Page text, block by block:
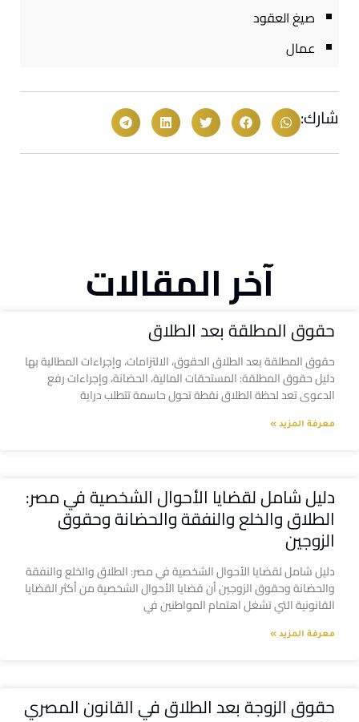
صيغ العقود
عمال
شارك:
آخر المقالات
حقوق المطلقة بعد الطلاق
حقوق المطلقة بعد الطلاق الحقوق، الالتزامات، وإجراءات المطالبة بها
دليل حقوق المطلقة: المستحقات المالية، الحضانة، وإجراءات رفع
الدعوى تعد لحظة الطلاق نقطة تحول حاسمة تتطلب دراية
معرفة المزيد »
دليل شامل لقضايا الأحوال الشخصية في مصر:
الطلاق والخلع والنفقة والحضانة وحقوق
الزوجين
دليل شامل لقضايا الأحوال الشخصية في مصر: الطلاق والخلع والنفقة
والحضانة وحقوق الزوجين أن قضايا الأحوال الشخصية من أكثر القضايا
القانونية التي تشغل اهتمام المواطنين في
معرفة المزيد »
حقوق الزوجة بعد الطلاق في القانون المصري